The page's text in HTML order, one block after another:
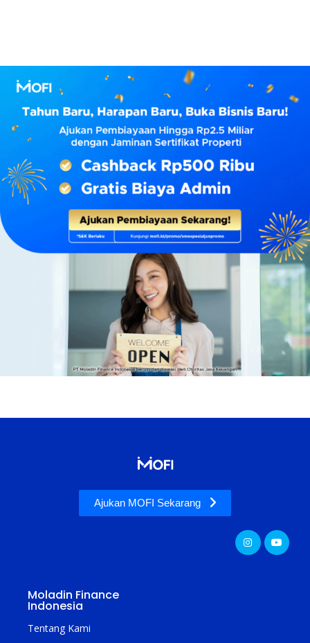
Ajukan MOFI Sekarang
Moladin Finance
Indonesia
Tentang Kami